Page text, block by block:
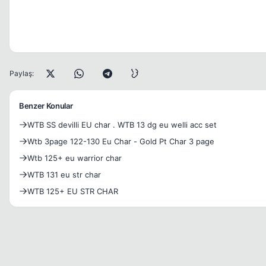
Paylaş:
Benzer Konular
WTB SS devilli EU char . WTB 13 dg eu welli acc set
Wtb 3page 122-130 Eu Char - Gold Pt Char 3 page
Wtb 125+ eu warrior char
WTB 131 eu str char
WTB 125+ EU STR CHAR